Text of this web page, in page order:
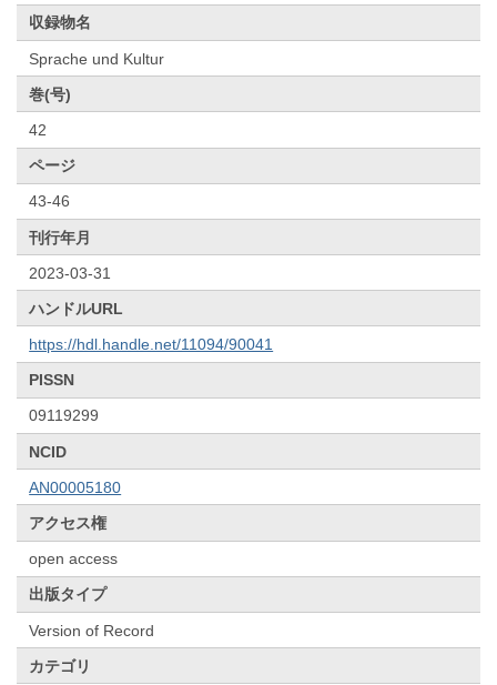
収録物名
Sprache und Kultur
巻(号)
42
ページ
43-46
刊行年月
2023-03-31
ハンドルURL
https://hdl.handle.net/11094/90041
PISSN
09119299
NCID
AN00005180
アクセス権
open access
出版タイプ
Version of Record
カテゴリ